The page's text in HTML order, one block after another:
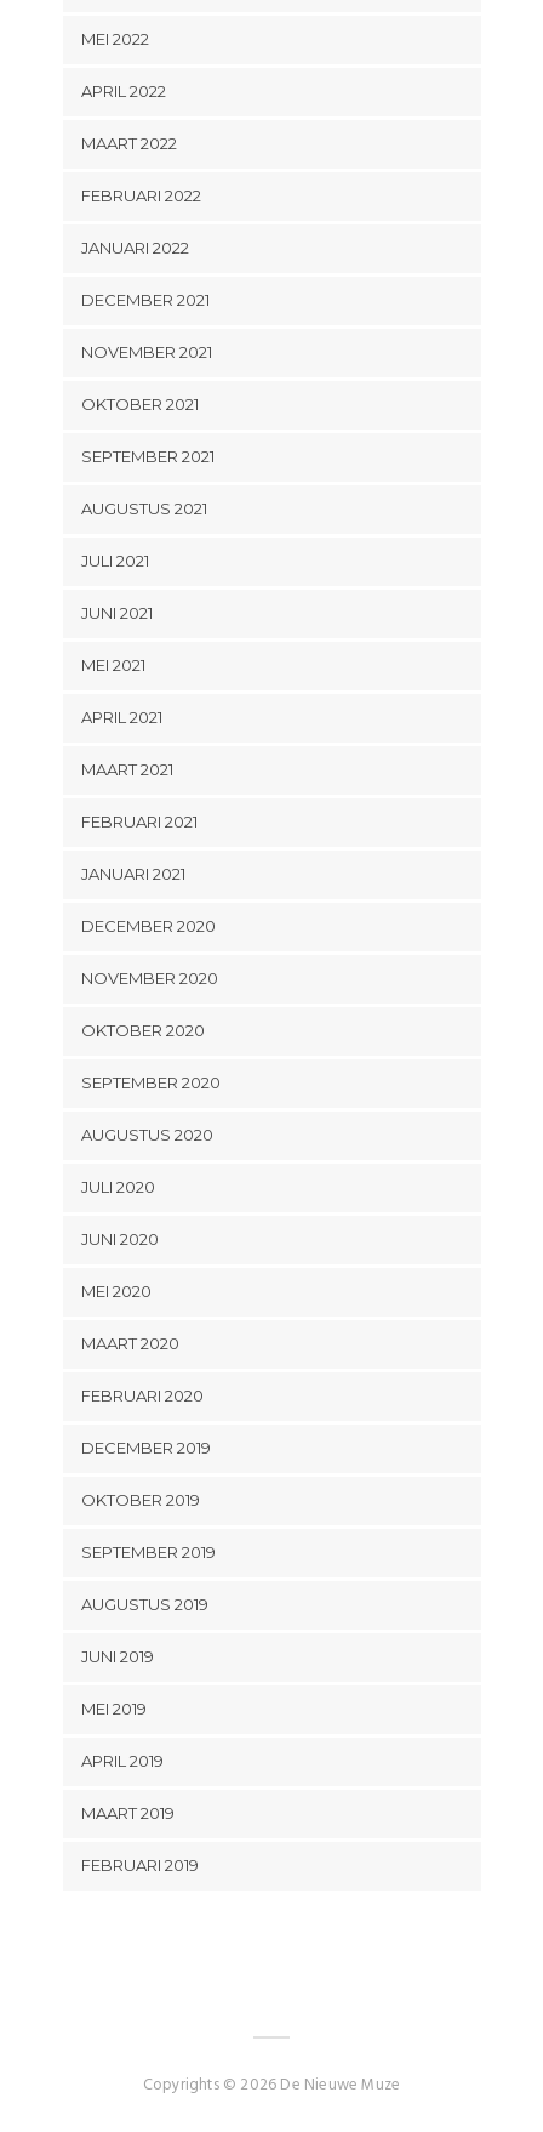
MEI 2022
APRIL 2022
MAART 2022
FEBRUARI 2022
JANUARI 2022
DECEMBER 2021
NOVEMBER 2021
OKTOBER 2021
SEPTEMBER 2021
AUGUSTUS 2021
JULI 2021
JUNI 2021
MEI 2021
APRIL 2021
MAART 2021
FEBRUARI 2021
JANUARI 2021
DECEMBER 2020
NOVEMBER 2020
OKTOBER 2020
SEPTEMBER 2020
AUGUSTUS 2020
JULI 2020
JUNI 2020
MEI 2020
MAART 2020
FEBRUARI 2020
DECEMBER 2019
OKTOBER 2019
SEPTEMBER 2019
AUGUSTUS 2019
JUNI 2019
MEI 2019
APRIL 2019
MAART 2019
FEBRUARI 2019
Copyrights © 2026 De Nieuwe Muze